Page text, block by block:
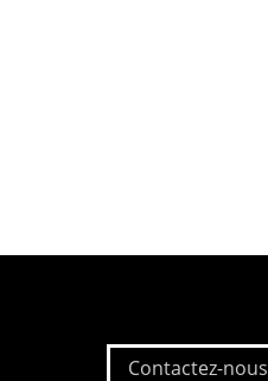
Contactez-nous